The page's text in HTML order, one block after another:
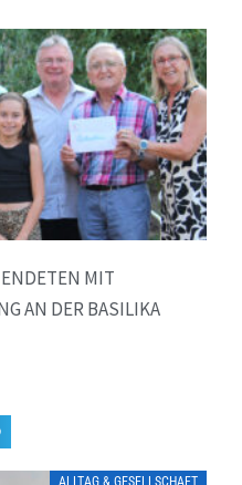
ENDETEN MIT
AN DER BASILIKA
ALLTAG & GESELLSCHAFT